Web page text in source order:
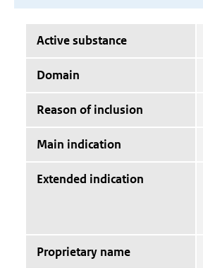
Active substance
Domain
Reason of inclusion
Main indication
Extended indication
Proprietary name